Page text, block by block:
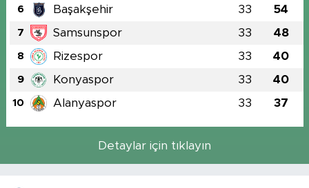
6 Başakşehir 33 54
7 Samsunspor 33 48
8 Rizespor 33 40
9 Konyaspor 33 40
10 Alanyaspor 33 37
Detaylar için tıklayın